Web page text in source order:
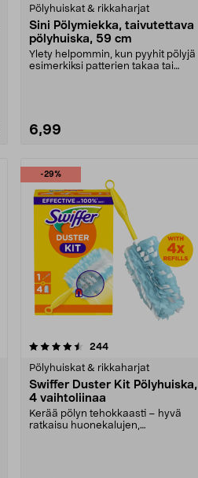
Pölyhuiskat & rikkaharjat
Sini Pölymiekka, taivutettava
pölyhuiska, 59 cm
Ylety helpommin, kun pyyhit pölyjä
esimerkiksi patterien takaa tai
6,99
-29%
244arvostelut
Pölyhuiskat & rikkaharjat
Swiffer Duster Kit Pölyhuiska,
4 vaihtoliinaa
Kerää pölyn tehokkaasti – hyvä
ratkaisu huonekalujen,
4.5 viidestä